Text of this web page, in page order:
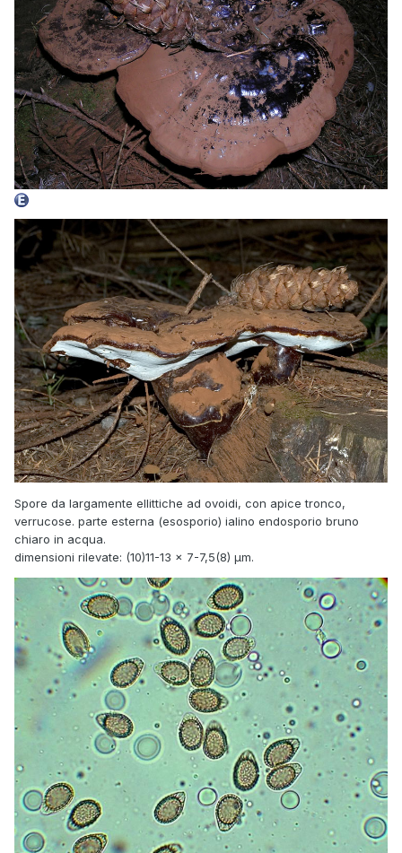
Spore da largamente ellittiche ad ovoidi, con apice tronco,
verrucose. parte esterna (esosporio) ialino endosporio bruno
chiaro in acqua.
dimensioni rilevate: (10)11-13 × 7-7,5(8) µm.